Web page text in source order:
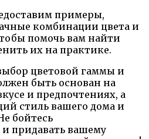
примеры,
комбинации цвета и
помочь вам найти
их на практике.
цветовой гаммы и
быть основан на
и предпочтениях, а
стиль вашего дома и
бойтесь
придавать вашему